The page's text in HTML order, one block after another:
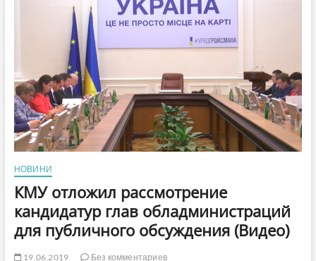
области-
президент
Зеленский
предложил,
Кабмин
утвердил
его
кандидатуру
НОВИНИ
КМУ отложил рассмотрение
кандидатур глав обладминистраций
для публичного обсуждения (Видео)
19.06.2019 Без комментариев